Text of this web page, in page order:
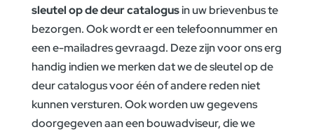
sleutel op de deur catalogusin uw brievenbus te
bezorgen. Ook wordt er een telefoonnummer en
een e-mailadres gevraagd. Deze zijn voor ons erg
handig indien we merken dat we de sleutel op de
deur catalogus voor één of andere reden niet
kunnen versturen. Ook worden uw gegevens
doorgegeven aan een bouwadviseur, die we